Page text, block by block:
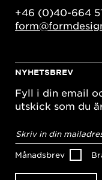
+46 (0)40-664
NYHETSBREV
Fyll i din email
utskick som du
postadress*
Månadsbrev